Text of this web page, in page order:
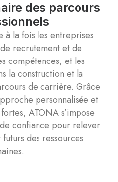
des parcours
à la fois les entreprises
recrutement et de
compétences, et les
la construction et la
de carrière. Grâce
personnalisée et
ATONA s’impose
confiance pour relever
des ressources